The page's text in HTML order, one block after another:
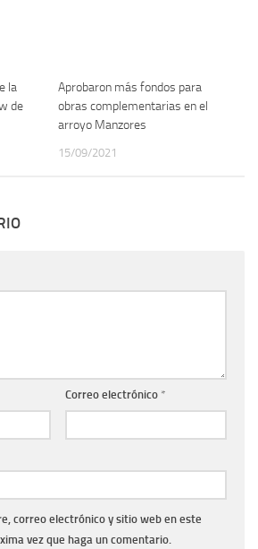
la
de
Aprobaron más fondos para
obras complementarias en el
arroyo Manzores
15/09/2021
Correo electrónico *
correo electrónico y sitio web en este
vez que haga un comentario.